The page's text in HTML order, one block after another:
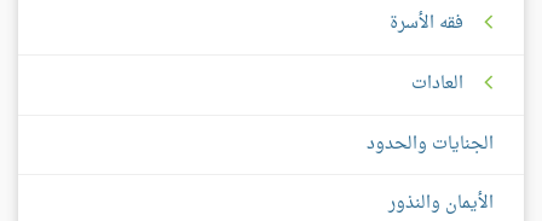
فقه الأسرة
العادات
الجنايات والحدود
الأيمان والنذور